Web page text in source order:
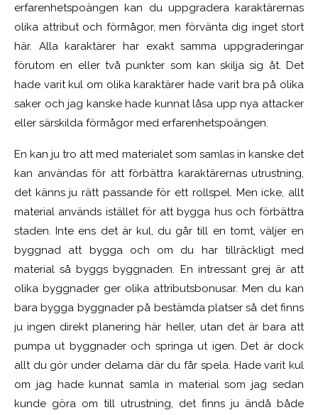
erfarenhetspoängen kan du uppgradera karaktärernas
olika attribut och förmågor, men förvänta dig inget stort
här. Alla karaktärer har exakt samma uppgraderingar
förutom en eller två punkter som kan skilja sig åt. Det
hade varit kul om olika karaktärer hade varit bra på olika
saker och jag kanske hade kunnat låsa upp nya attacker
eller särskilda förmågor med erfarenhetspoängen.
En kan ju tro att med materialet som samlas in kanske det
kan användas för att förbättra karaktärernas utrustning,
det känns ju rätt passande för ett rollspel. Men icke, allt
material används istället för att bygga hus och förbättra
staden. Inte ens det är kul, du går till en tomt, väljer en
byggnad att bygga och om du har tillräckligt med
material så byggs byggnaden. En intressant grej är att
olika byggnader ger olika attributsbonusar. Men du kan
bara bygga byggnader på bestämda platser så det finns
ju ingen direkt planering här heller, utan det är bara att
pumpa ut byggnader och springa ut igen. Det är dock
allt du gör under delarna där du får spela. Hade varit kul
om jag hade kunnat samla in material som jag sedan
kunde göra om till utrustning, det finns ju ändå både